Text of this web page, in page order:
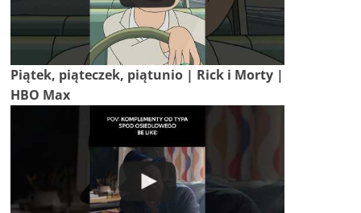
Piątek, piąteczek, piątunio | Rick i Morty |
HBO Max